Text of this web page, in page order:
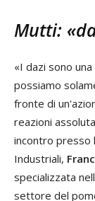
Mutti:
«I dazi sono
possiamo
fronte di
reazioni
incontro presso
Industriali,
specializzata
settore del